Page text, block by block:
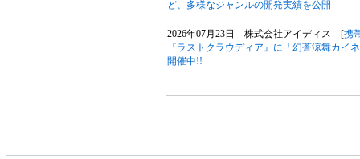
ど、多様なジャンルの開発実績を公開
2026年07月23日 株式会社アイディス [携
『ラストクラウディア』に「幻蒼涼舞カイ
開催中!!